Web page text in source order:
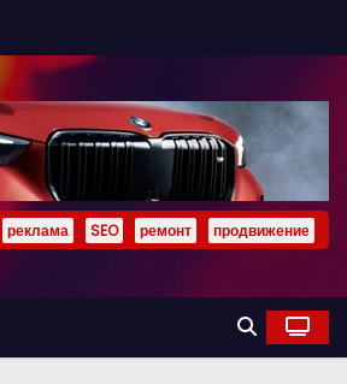
реклама SEO ремонт продвижение